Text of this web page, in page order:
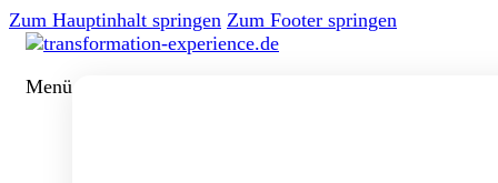
Zum Hauptinhalt springen Zum Footer springen
Menü